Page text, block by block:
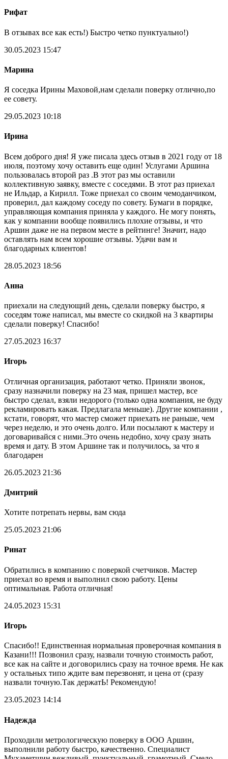
Рифат
В отзывах все как есть!) Быстро четко пунктуально!)
30.05.2023 15:47
Марина
Я соседка Ирины Маховой,нам сделали поверку отлично,по
ее совету.
29.05.2023 10:18
Ирина
Всем доброго дня! Я уже писала здесь отзыв в 2021 году от 18
июля, поэтому хочу оставить еще один! Услугами Аршина
пользовалась второй раз .В этот раз мы оставили
коллективную заявку, вместе с соседями. В этот раз приехал
не Ильдар, а Кирилл. Тоже приехал со своим чемоданчиком,
проверил, дал каждому соседу по совету. Бумаги в порядке,
управляющая компания приняла у каждого. Не могу понять,
как у компании вообще появились плохие отзывы, и что
Аршин даже не на первом месте в рейтинге! Значит, надо
оставлять нам всем хорошие отзывы. Удачи вам и
благодарных клиентов!
28.05.2023 18:56
Анна
приехали на следующий день, сделали поверку быстро, я
соседям тоже написал, мы вместе со скидкой на 3 квартиры
сделали поверку! Спасибо!
27.05.2023 16:37
Игорь
Отличная организация, работают четко. Приняли звонок,
сразу назначили поверку на 23 мая, пришел мастер, все
быстро сделал, взяли недорого (только одна компания, не буду
рекламировать какая. Предлагала меньше). Другие компании ,
кстати, говорят, что мастер сможет приехать не раньше, чем
через неделю, и это очень долго. Или посылают к мастеру и
договаривайся с ними.Это очень недобно, хочу сразу знать
время и дату. В этом Аршине так и получилось, за что я
благодарен
26.05.2023 21:36
Дмитрий
Хотите потрепать нервы, вам сюда
25.05.2023 21:06
Ринат
Обратились в компанию с поверкой счетчиков. Мастер
приехал во время и выполнил свою работу. Цены
оптимальная. Работа отличная!
24.05.2023 15:31
Игорь
Спасибо!! Единственная нормальная проверочная компания в
Казани!!! Позвонил сразу, назвали точную стоимость работ,
все как на сайте и договорились сразу на точное время. Не как
у остальных типо ждите вам перезвонят, и цена от (сразу
назвали точную.Так держатЬ! Рекомендую!
23.05.2023 14:14
Надежда
Проходили метрологическую поверку в ООО Аршин,
выполнили работу быстро, качественно. Специалист